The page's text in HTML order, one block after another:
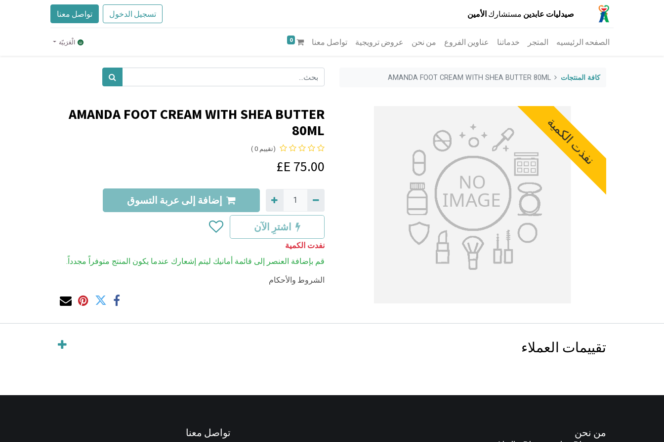
صيدليات عابدين مستشارك الأمين تسجيل الدخول تواصل معنا
الصفحه الرئيسيه المتجر خدماتنا عناوين الفروع من نحن عروض ترويجية تواصل معنا 0 الْعَرَبيّة
كافة المنتجات AMANDA FOOT CREAM WITH SHEA BUTTER 80ML
نفذت الكمية
AMANDA FOOT CREAM WITH SHEA BUTTER
80ML
(تقييم 0 )
75.00
إضافة إلى عربة التسوق
اشترِ الآن
نفدت الكمية
قم بإضافة العنصر إلى قائمة أمانيك ليتم إشعارك عندما يكون المنتج متوفراً مجدداً.
الشروط والأحكام
تقييمات العملاء
من نحن
تواصل معنا